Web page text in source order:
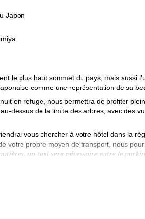
Japon
le plus haut sommet du pays, mais aussi
comme une représentation de sa
en refuge, nous permettra de profiter
dessus de la limite des arbres, avec des
vous chercher à votre hôtel dans la
votre propre moyen de transport, nous
un taxi sera nécessaire entre le
trajet.
pour l’ascension finale. Afin